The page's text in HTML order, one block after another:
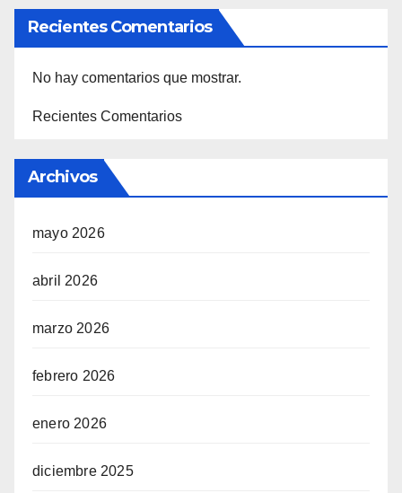
Recientes Comentarios
No hay comentarios que mostrar.
Recientes Comentarios
Archivos
mayo 2026
abril 2026
marzo 2026
febrero 2026
enero 2026
diciembre 2025